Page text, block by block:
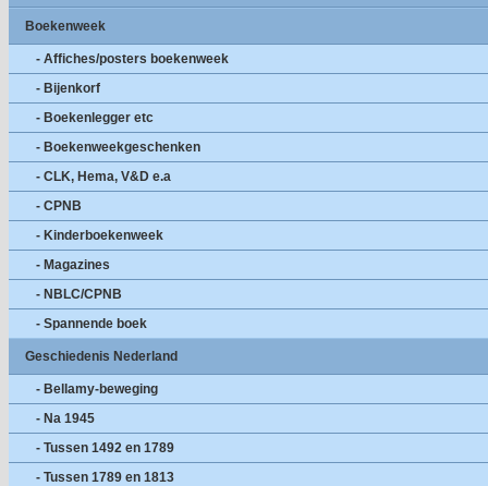
Boekenweek
- Affiches/posters boekenweek
- Bijenkorf
- Boekenlegger etc
- Boekenweekgeschenken
- CLK, Hema, V&D e.a
- CPNB
- Kinderboekenweek
- Magazines
- NBLC/CPNB
- Spannende boek
Geschiedenis Nederland
- Bellamy-beweging
- Na 1945
- Tussen 1492 en 1789
- Tussen 1789 en 1813